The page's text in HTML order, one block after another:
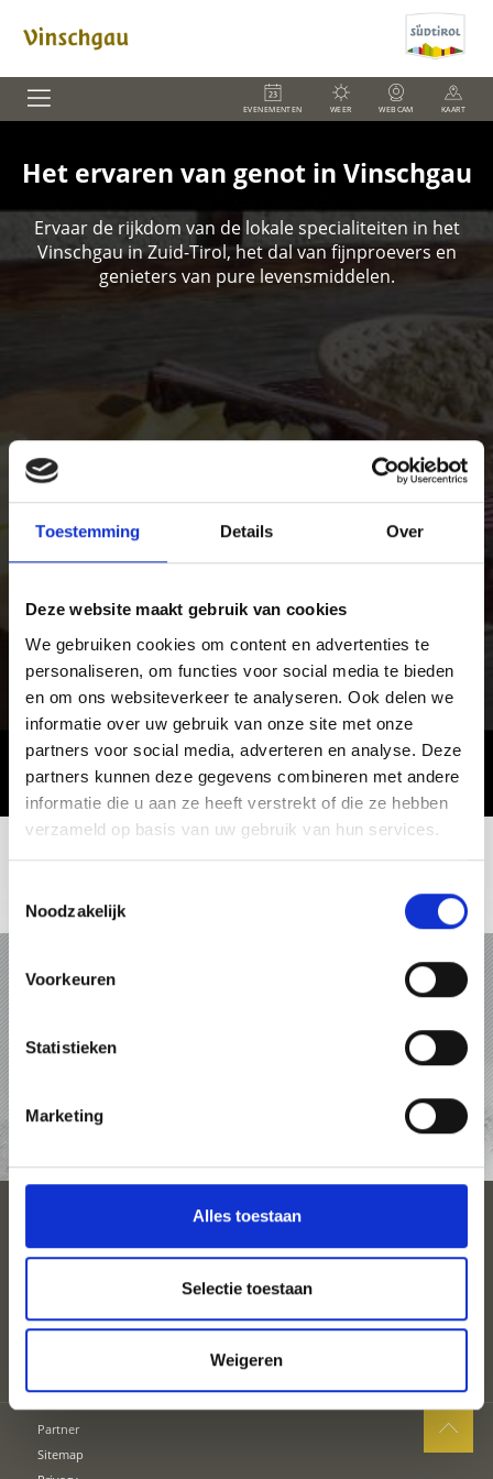
Toestemming Details Over
Deze website maakt gebruik van cookies
We gebruiken cookies om content en advertenties te
personaliseren, om functies voor social media te bieden
en om ons websiteverkeer te analyseren. Ook delen we
informatie over uw gebruik van onze site met onze
partners voor social media, adverteren en analyse. Deze
partners kunnen deze gegevens combineren met andere
informatie die u aan ze heeft verstrekt of die ze hebben
verzameld op basis van uw gebruik van hun services.
Noodzakelijk
Voorkeuren
Statistieken
Marketing
Alles toestaan
Selectie toestaan
Weigeren
EVENEMENTEN WEER WEBCAM KAART
Het ervaren van genot in Vinschgau
Ervaar de rijkdom van de lokale specialiteiten in het
Vinschgau in Zuid-Tirol, het dal van fijnproevers en
genieters van pure levensmiddelen.
VAKANTIE IN VINSCHGAU
Partner
Sitemap